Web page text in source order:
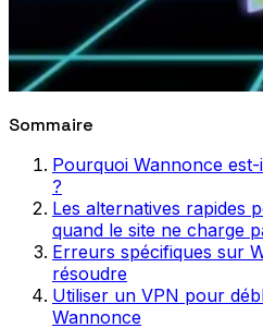
Sommaire
Pourquoi Wannonce
?
Les alternatives rapides
quand le site ne charge
Erreurs spécifiques sur
résoudre
Utiliser un VPN pour
Wannonce